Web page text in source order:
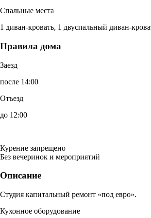
Спальные места
1 диван-кровать, 1 двуспальный диван-
Правила дома
Заезд
после 14:00
Отъезд
до 12:00
Курение запрещено
Без вечеринок и мероприятий
Описание
Студия капитальный ремонт «под евро».
Кухонное оборудование